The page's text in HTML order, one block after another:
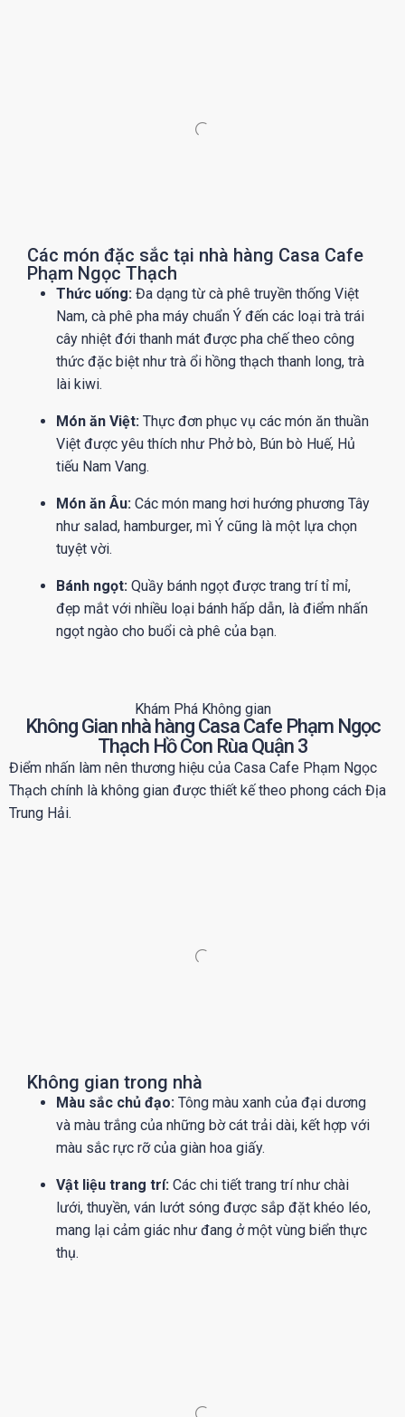
Các món đặc sắc tại nhà hàng Casa Cafe
Phạm Ngọc Thạch
Thức uống: Đa dạng từ cà phê truyền thống Việt
Nam, cà phê pha máy chuẩn Ý đến các loại trà trái
cây nhiệt đới thanh mát được pha chế theo công
thức đặc biệt như trà ổi hồng thạch thanh long, trà
lài kiwi.
Món ăn Việt: Thực đơn phục vụ các món ăn thuần
Việt được yêu thích như Phở bò, Bún bò Huế, Hủ
tiếu Nam Vang.
Món ăn Âu: Các món mang hơi hướng phương Tây
như salad, hamburger, mì Ý cũng là một lựa chọn
tuyệt vời.
Bánh ngọt: Quầy bánh ngọt được trang trí tỉ mỉ,
đẹp mắt với nhiều loại bánh hấp dẫn, là điểm nhấn
ngọt ngào cho buổi cà phê của bạn.
Khám Phá Không gian
Không Gian nhà hàng Casa Cafe Phạm Ngọc
Thạch Hồ Con Rùa Quận 3
Điểm nhấn làm nên thương hiệu của Casa Cafe Phạm Ngọc
Thạch chính là không gian được thiết kế theo phong cách Địa
Trung Hải.
Không gian trong nhà
Màu sắc chủ đạo: Tông màu xanh của đại dương
và màu trắng của những bờ cát trải dài, kết hợp với
màu sắc rực rỡ của giàn hoa giấy.
Vật liệu trang trí: Các chi tiết trang trí như chài
lưới, thuyền, ván lướt sóng được sắp đặt khéo léo,
mang lại cảm giác như đang ở một vùng biển thực
thụ.